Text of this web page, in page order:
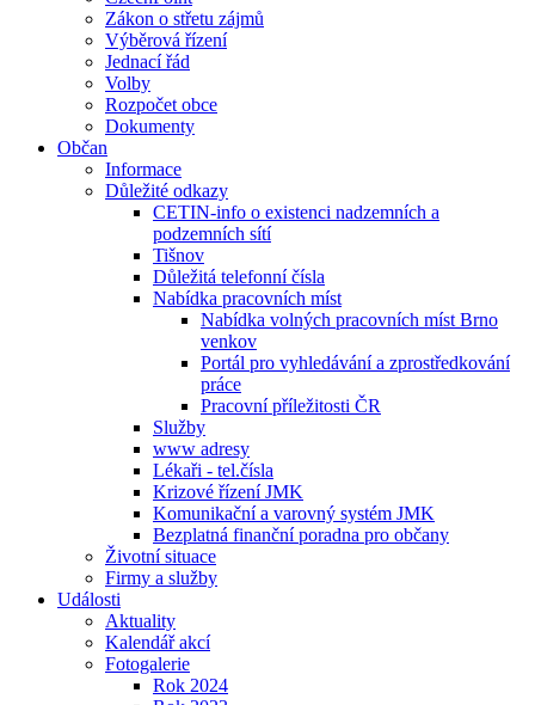
Zákon o střetu zájmů
Výběrová řízení
Jednací řád
Volby
Rozpočet obce
Dokumenty
Občan
Informace
Důležité odkazy
CETIN-info o existenci nadzemních a
podzemních sítí
Tišnov
Důležitá telefonní čísla
Nabídka pracovních míst
Nabídka volných pracovních míst Brno
venkov
Portál pro vyhledávání a zprostředkování
práce
Pracovní příležitosti ČR
Služby
www adresy
Lékaři - tel.čísla
Krizové řízení JMK
Komunikační a varovný systém JMK
Bezplatná finanční poradna pro občany
Životní situace
Firmy a služby
Události
Aktuality
Kalendář akcí
Fotogalerie
Rok 2024